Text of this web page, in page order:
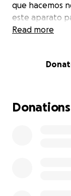
que hacemos
este aparato
Nos ayudas
Read more
Donations